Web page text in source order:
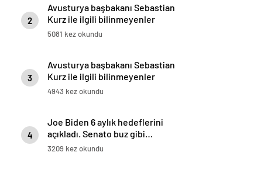
2
Avusturya başbakanı Sebastian
Kurz ile ilgili bilinmeyenler
5081 kez okundu
3
Avusturya başbakanı Sebastian
Kurz ile ilgili bilinmeyenler
4943 kez okundu
4
Joe Biden 6 aylık hedeflerini
açıkladı. Senato buz gibi…
3209 kez okundu